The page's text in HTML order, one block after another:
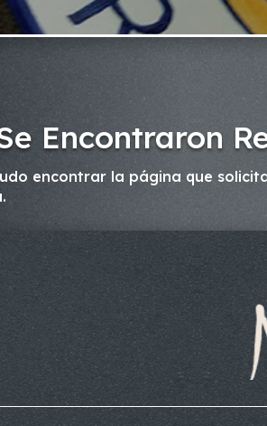
Encontraron
encontrar la página que